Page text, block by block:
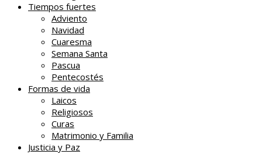
Tiempos fuertes
Adviento
Navidad
Cuaresma
Semana Santa
Pascua
Pentecostés
Formas de vida
Laicos
Religiosos
Curas
Matrimonio y Familia
Justicia y Paz